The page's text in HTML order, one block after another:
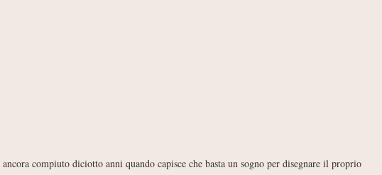
compiuto diciotto anni quando capisce che basta un sogno per disegnare il proprio